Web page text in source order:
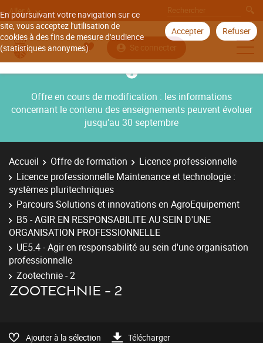
En poursuivant votre navigation sur ce
site, vous acceptez l'utilisation de
cookies à des fins de mesure d'audience
(statistiques anonymes).
Accepter Refuser
Aller à
Se connecter
Offre en cours de modification : les informations
concernant le contenu des enseignements peuvent évoluer
jusqu’au 30 septembre
Accueil Offre de formation
Licence professionnelle
Licence professionnelle Maintenance et technologie :
systèmes pluritechniques
Parcours Solutions et innovations en AgroEquipement
B5 - AGIR EN RESPONSABILITE AU SEIN D'UNE
ORGANISATION PROFESSIONNELLE
UE5.4 - Agir en responsabilité au sein d'une organisation
professionnelle
Zootechnie - 2
ZOOTECHNIE - 2
Ajouter à la sélection Télécharger